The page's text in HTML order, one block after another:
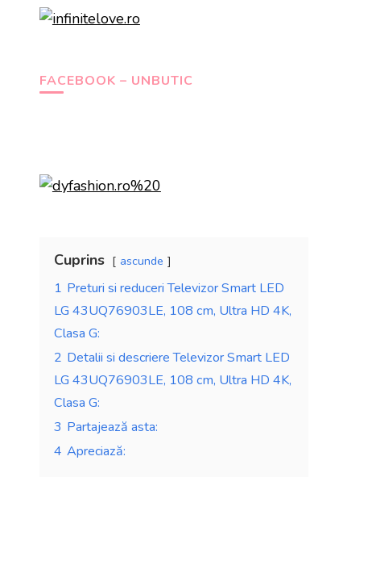
FACEBOOK – UNBUTIC
Cuprins ascunde
1 Preturi si reduceri Televizor Smart LED
LG 43UQ76903LE, 108 cm, Ultra HD 4K,
Clasa G:
2 Detalii si descriere Televizor Smart LED
LG 43UQ76903LE, 108 cm, Ultra HD 4K,
Clasa G:
3 Partajează asta:
4 Apreciază: